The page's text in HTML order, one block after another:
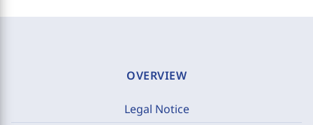
OVERVIEW
Legal Notice